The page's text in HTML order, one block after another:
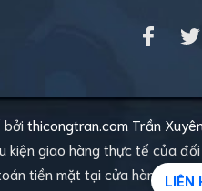
bởi thicongtran.com Trần
giao hàng thực tế của
tiền mặt tại cửa hàngLIÊN